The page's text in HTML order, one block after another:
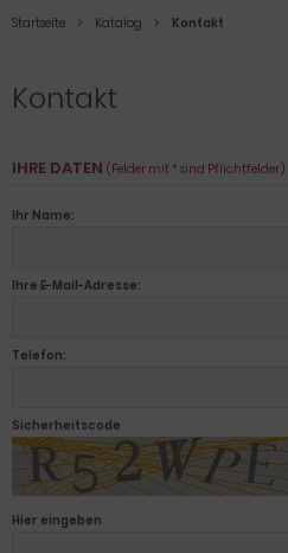
Startseite Katalog Kontakt
Kontakt
IHRE DATEN (Felder mit * sind Pflichtfelder.)
Ihr Name:
Ihre E-Mail-Adresse:
Telefon:
Sicherheitscode
Hier eingeben